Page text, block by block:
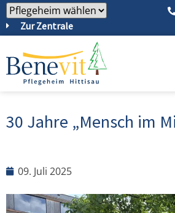
Zur Zentrale
30 Jahre „Mensch im
09. Juli 2025